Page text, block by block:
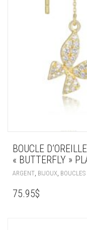
BOUCLE
« BUTTERFLY »
ARGENT BIJOUX
75.95$